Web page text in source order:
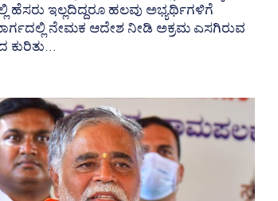
ಹೆಸರು ಇಲ್ಲದಿದ್ದರೂ ಹಲವು ಅಭ್ಯರ್ಥಿಗಳಿಗೆ
ನೇಮಕ ಆದೇಶ ನೀಡಿ ಅಕ್ರಮ ಎಸಗಿರುವ
ಕುರಿತು...